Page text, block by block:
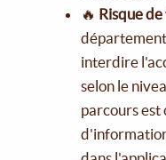
🔥 Risque
interdire
selon le
parcours est